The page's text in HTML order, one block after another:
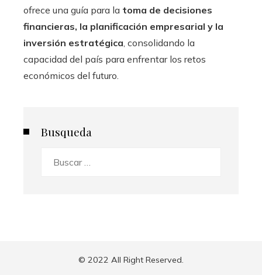
ofrece una guía para la toma de decisiones
financieras, la planificación empresarial y la
inversión estratégica , consolidando la
capacidad del país para enfrentar los retos
económicos del futuro.
Busqueda
© 2022 All Right Reserved.